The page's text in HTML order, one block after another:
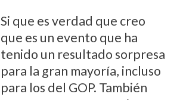
Si que es verdad que creo
que es un evento que ha
tenido un resultado sorpresa
para la gran mayoría, incluso
para los del GOP. También